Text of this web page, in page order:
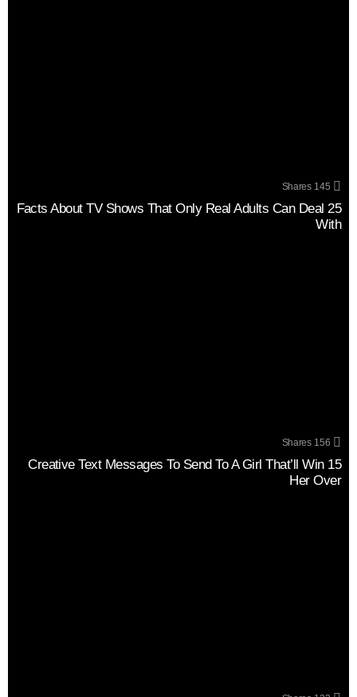
145
Shares
25 Facts About TV Shows That Only Real Adults Can Deal
With
156
Shares
15 Creative Text Messages To Send To A Girl That’ll Win
Her Over